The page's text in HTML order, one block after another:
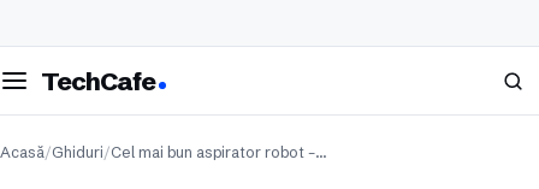
meniul
TechCafe Caută
Acasă/Ghiduri/Cel mai bun aspirator robot –…